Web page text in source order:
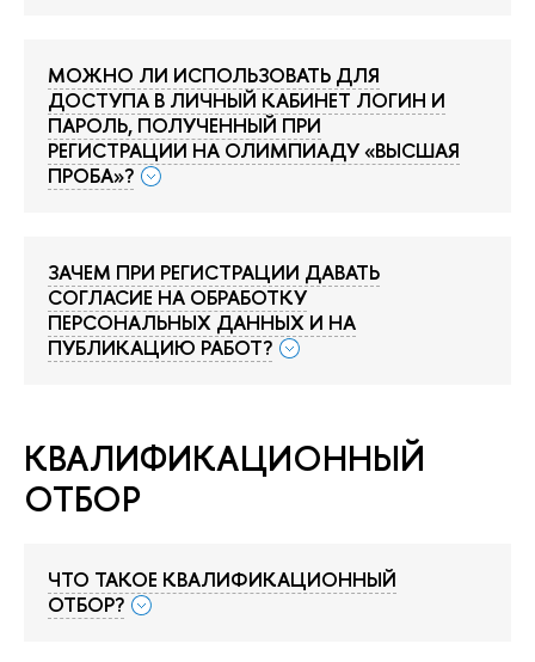
МОЖНО ЛИ ИСПОЛЬЗОВАТЬ ДЛЯ
ДОСТУПА В ЛИЧНЫЙ КАБИНЕТ ЛОГИН И
ПАРОЛЬ, ПОЛУЧЕННЫЙ ПРИ
РЕГИСТРАЦИИ НА ОЛИМПИАДУ «ВЫСШАЯ
ПРОБА»?
ЗАЧЕМ ПРИ РЕГИСТРАЦИИ ДАВАТЬ
СОГЛАСИЕ НА ОБРАБОТКУ
ПЕРСОНАЛЬНЫХ ДАННЫХ И НА
ПУБЛИКАЦИЮ РАБОТ?
КВАЛИФИКАЦИОННЫЙ
ОТБОР
ЧТО ТАКОЕ КВАЛИФИКАЦИОННЫЙ
ОТБОР?